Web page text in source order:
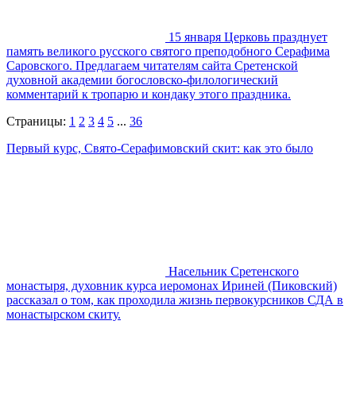
15 января Церковь празднует
память великого русского святого преподобного Серафима
Саровского. Предлагаем читателям сайта Сретенской
духовной академии богословско-филологический
комментарий к тропарю и кондаку этого праздника.
Страницы: 1 2 3 4 5 ... 36
Первый курс, Свято-Серафимовский скит: как это было
Насельник Сретенского
монастыря, духовник курса иеромонах Ириней (Пиковский)
рассказал о том, как проходила жизнь первокурсников СДА в
монастырском скиту.